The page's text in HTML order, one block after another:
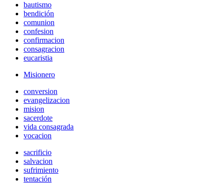
bautismo
bendición
comunion
confesion
confirmacion
consagracion
eucaristia
Misionero
conversion
evangelizacion
mision
sacerdote
vida consagrada
vocacion
sacrificio
salvacion
sufrimiento
tentación